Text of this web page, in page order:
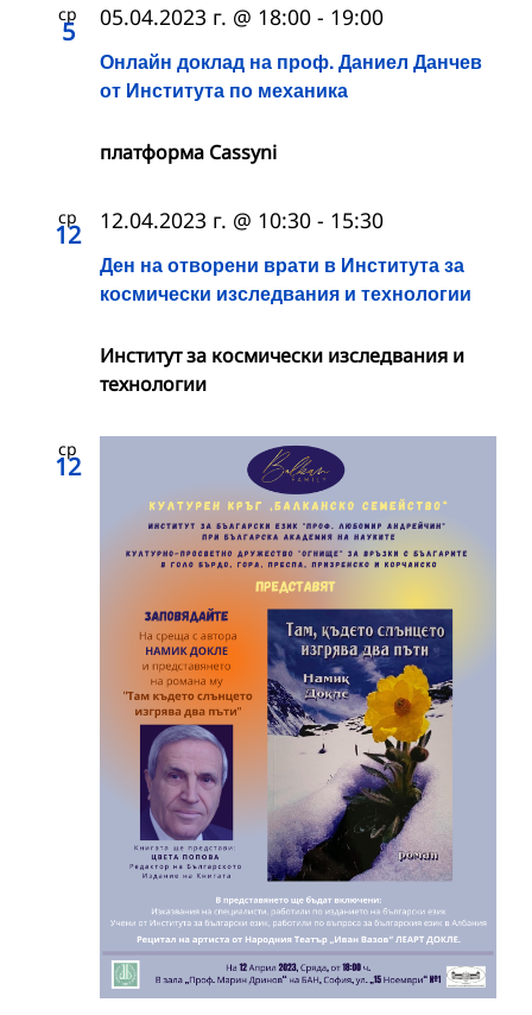
ср
5
Онлайн доклад на проф. Даниел Данчев
от Института по механика
05.04.2023 г. @ 18:00 - 19:00
платформа Cassyni
ср
12
Ден на отворени врати в Института за
космически изследвания и технологии
12.04.2023 г. @ 10:30 - 15:30
Институт за космически изследвания и
технологии
ср
12